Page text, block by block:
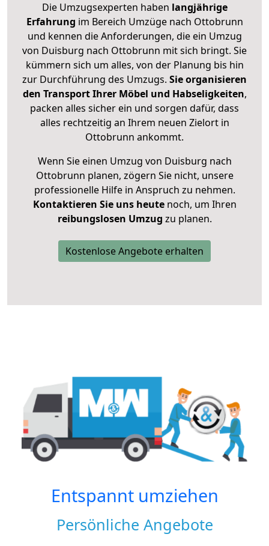
Die Umzugsexperten haben langjährige
Erfahrung im Bereich Umzüge nach Ottobrunn
und kennen die Anforderungen, die ein Umzug
von Duisburg nach Ottobrunn mit sich bringt. Sie
kümmern sich um alles, von der Planung bis hin
zur Durchführung des Umzugs. Sie organisieren
den Transport Ihrer Möbel und Habseligkeiten,
packen alles sicher ein und sorgen dafür, dass
alles rechtzeitig an Ihrem neuen Zielort in
Ottobrunn ankommt.
Wenn Sie einen Umzug von Duisburg nach
Ottobrunn planen, zögern Sie nicht, unsere
professionelle Hilfe in Anspruch zu nehmen.
Kontaktieren Sie uns heutenoch, um Ihren
reibungslosen Umzug zu planen.
Kostenlose Angebote erhalten
Entspannt umziehen
Persönliche Angebote